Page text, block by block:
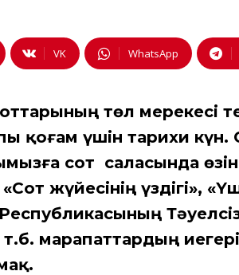
VK WhatsApp
төл мерекесі
қоғам үшін тарихи күн.
сот саласында
жүйесінің үздігі»,
Республикасының
т.б. марапаттардың